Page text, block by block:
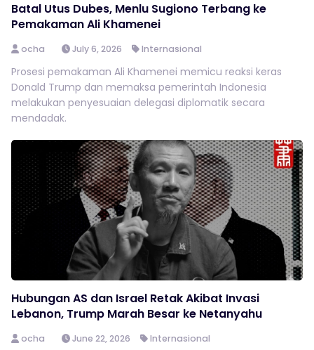
Batal Utus Dubes, Menlu Sugiono Terbang ke
Pemakaman Ali Khamenei
ocha July 6, 2026 Internasional
Prosesi pemakaman Ali Khamenei memicu reaksi keras
Donald Trump dan memaksa pemerintah Indonesia
melakukan penyesuaian delegasi diplomatik secara
mendadak.
Hubungan AS dan Israel Retak Akibat Invasi
Lebanon, Trump Marah Besar ke Netanyahu
ocha June 22, 2026 Internasional